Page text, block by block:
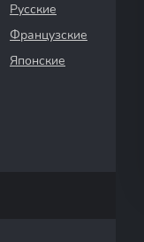
Русские
Французские
Японские